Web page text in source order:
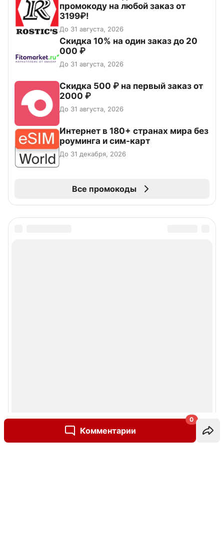
Комментарии
0
промокоду на любой заказ от
3199₽!
До 31 августа, 2026
Скидка 10% на один заказ до 20
000 ₽
До 31 августа, 2026
Скидка 500 ₽ на первый заказ от
2000 ₽
До 31 августа, 2026
Интернет в 180+ странах мира без
роуминга и сим-карт
До 31 декабря, 2026
Все промокоды